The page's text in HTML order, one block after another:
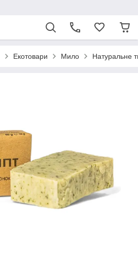
Екотовари Мило Натуральне